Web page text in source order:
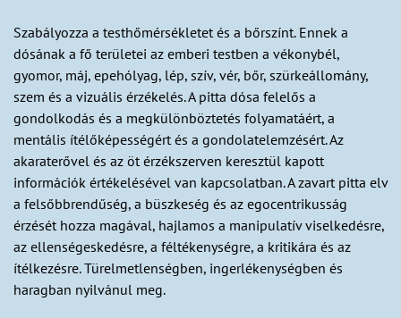
Szabályozza a testhőmérsékletet és a bőrszínt. Ennek a
dósának a fő területei az emberi testben a vékonybél,
gyomor, máj, epehólyag, lép, szív, vér, bőr, szürkeállomány,
szem és a vizuális érzékelés. A pitta dósa felelős a
gondolkodás és a megkülönböztetés folyamatáért, a
mentális ítélőképességért és a gondolatelemzésért. Az
akaraterővel és az öt érzékszerven keresztül kapott
információk értékelésével van kapcsolatban. A zavart pitta elv
a felsőbbrendűség, a büszkeség és az egocentrikusság
érzését hozza magával, hajlamos a manipulatív viselkedésre,
az ellenségeskedésre, a féltékenységre, a kritikára és az
ítélkezésre. Türelmetlenségben, ingerlékenységben és
haragban nyilvánul meg.